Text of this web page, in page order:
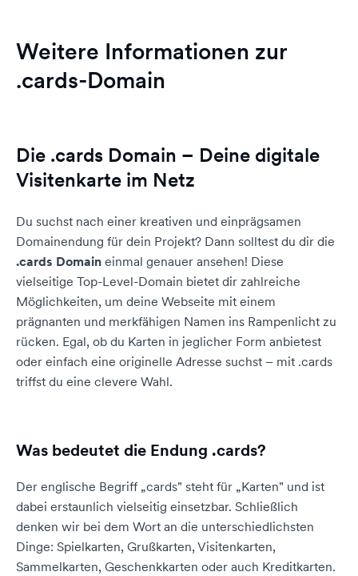
Weitere Informationen zur
.cards-Domain
Die .cards Domain – Deine digitale
Visitenkarte im Netz
Du suchst nach einer kreativen und einprägsamen
Domainendung für dein Projekt? Dann solltest du dir die
.cards Domain einmal genauer ansehen! Diese
vielseitige Top-Level-Domain bietet dir zahlreiche
Möglichkeiten, um deine Webseite mit einem
prägnanten und merkfähigen Namen ins Rampenlicht zu
rücken. Egal, ob du Karten in jeglicher Form anbietest
oder einfach eine originelle Adresse suchst – mit .cards
triffst du eine clevere Wahl.
Was bedeutet die Endung .cards?
Der englische Begriff „cards" steht für „Karten" und ist
dabei erstaunlich vielseitig einsetzbar. Schließlich
denken wir bei dem Wort an die unterschiedlichsten
Dinge: Spielkarten, Grußkarten, Visitenkarten,
Sammelkarten, Geschenkkarten oder auch Kreditkarten.